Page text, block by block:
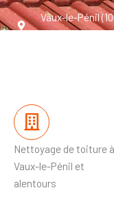
Vaux-le-Pénil
Seine-et-Marne
Nettoyage de toiture à
Vaux-le-Pénil et
alentours